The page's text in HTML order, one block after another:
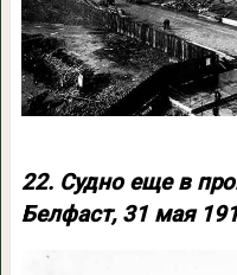
22. Судно еще в
Белфаст, 31 мая